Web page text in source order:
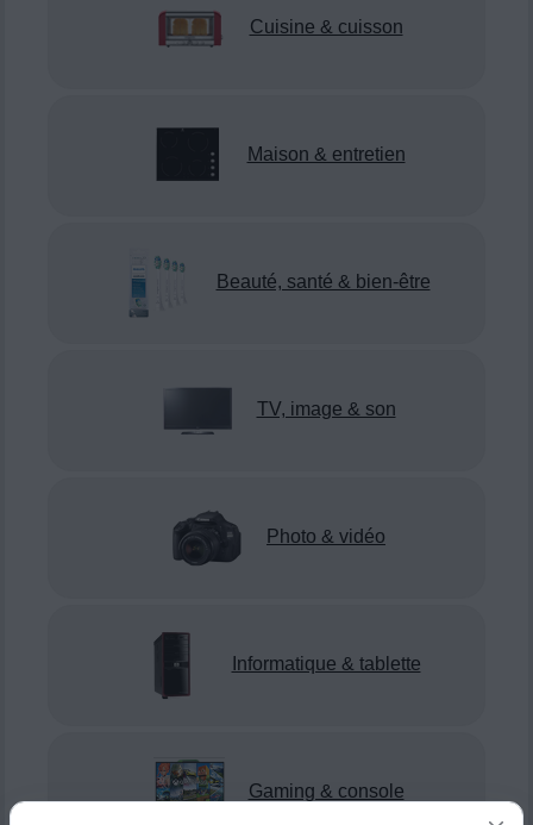
Cuisine & cuisson
Maison & entretien
Beauté, santé & bien-être
TV, image & son
Photo & vidéo
Informatique & tablette
Gaming & console